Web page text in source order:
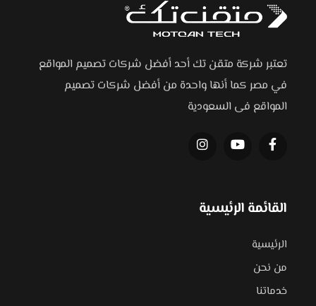
تعتبر شركة متقن تك أحد أفضل شركات تصميم المواقع
في مصر كما أنها واحدة من أفضل شركات تصميم
المواقع فى السعودية
القائمة الرئيسية
الرئيسية
من نحن
خدماتنا